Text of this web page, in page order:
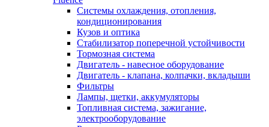
Системы охлаждения, отопления,
кондиционирования
Кузов и оптика
Стабилизатор поперечной устойчивости
Тормозная система
Двигатель - навесное оборудование
Двигатель - клапана, колпачки, вкладыши
Фильтры
Лампы, щетки, аккумуляторы
Топливная система, зажигание,
электрооборудование